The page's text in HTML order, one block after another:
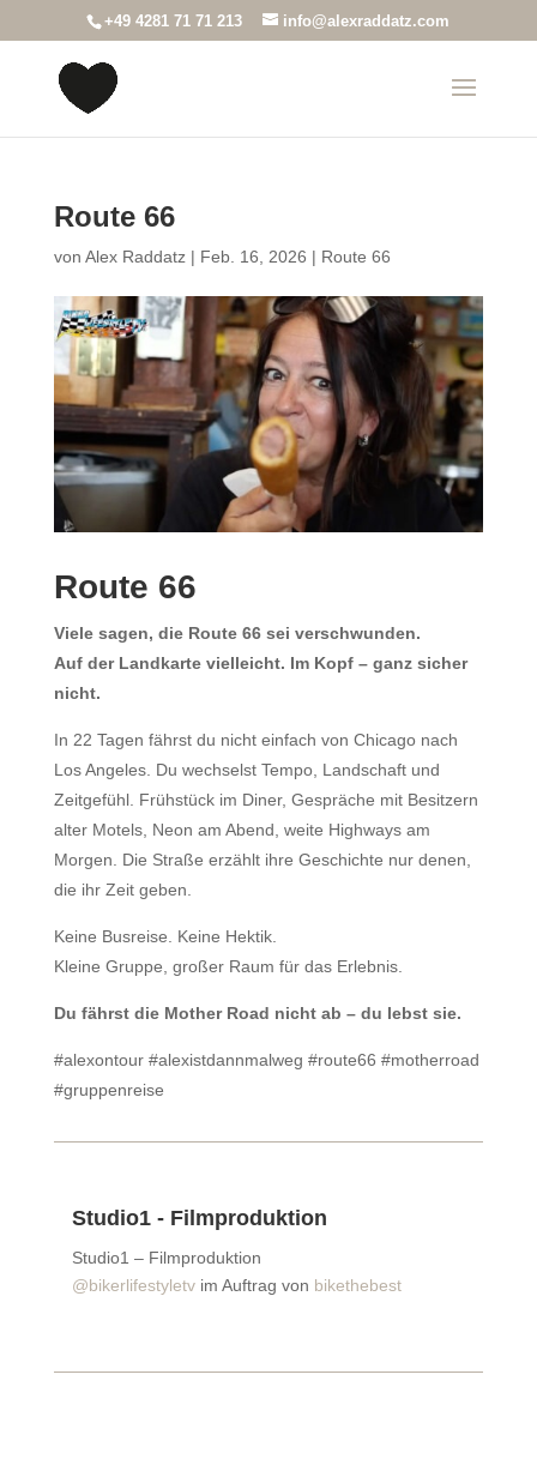
+49 4281 71 71 213 info@alexraddatz.com
Route 66
von Alex Raddatz| Feb. 16, 2026 | Route 66
Route 66
Viele sagen, die Route 66 sei verschwunden.
Auf der Landkarte vielleicht. Im Kopf – ganz sicher
nicht.
In 22 Tagen fährst du nicht einfach von Chicago nach
Los Angeles. Du wechselst Tempo, Landschaft und
Zeitgefühl. Frühstück im Diner, Gespräche mit Besitzern
alter Motels, Neon am Abend, weite Highways am
Morgen. Die Straße erzählt ihre Geschichte nur denen,
die ihr Zeit geben.
Keine Busreise. Keine Hektik.
Kleine Gruppe, großer Raum für das Erlebnis.
Du fährst die Mother Road nicht ab – du lebst sie.
#alexontour #alexistdannmalweg #route66 #motherroad
#gruppenreise
Studio1 - Filmproduktion
Studio1 – Filmproduktion
@bikerlifestyletvim Auftrag von bikethebest